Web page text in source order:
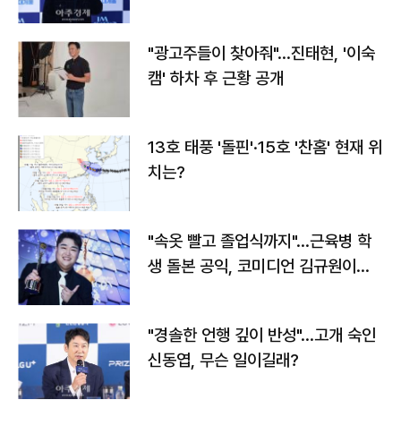
"광고주들이 찾아줘"…진태현, '이숙
캠' 하차 후 근황 공개
13호 태풍 '돌핀'·15호 '찬홈' 현재 위
치는?
"속옷 빨고 졸업식까지"…근육병 학
생 돌본 공익, 코미디언 김규원이었
"경솔한 언행 깊이 반성"…고개 숙인
신동엽, 무슨 일이길래?